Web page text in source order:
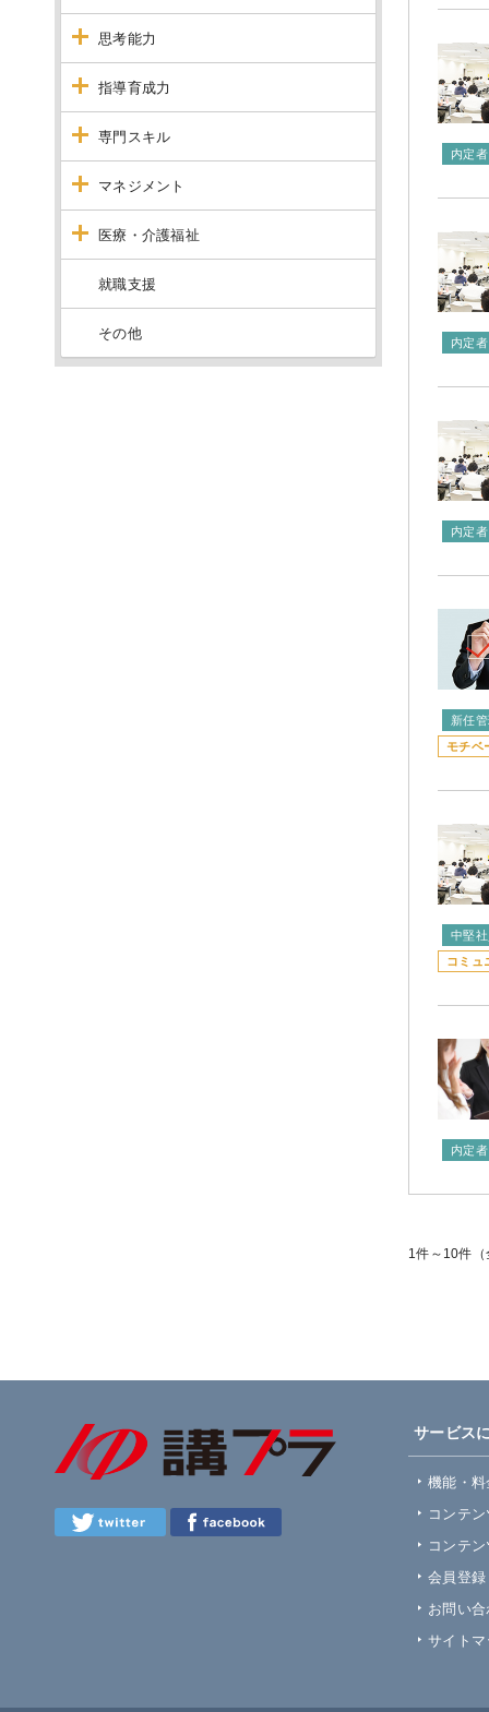
思考能力
指導育成力
専門スキル
マネジメント
医療・介護福祉
就職支援
その他
内定者
内定者
内定者
新任
モチベ
中堅
コミュ
内定者
1件～10件
サービス
機能・
コンテ
コンテ
会員登録
お問い
サイトマ